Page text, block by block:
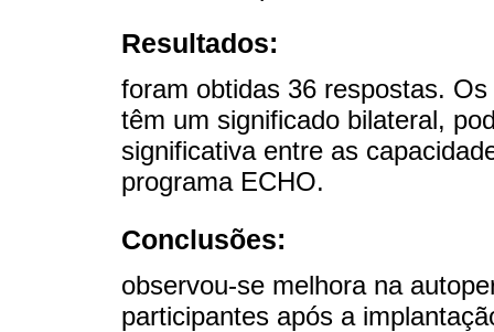
Resultados:
foram obtidas 36 respostas.
têm um significado bilateral,
significativa entre as
programa ECHO.
Conclusões:
observou-se melhora na
participantes após a